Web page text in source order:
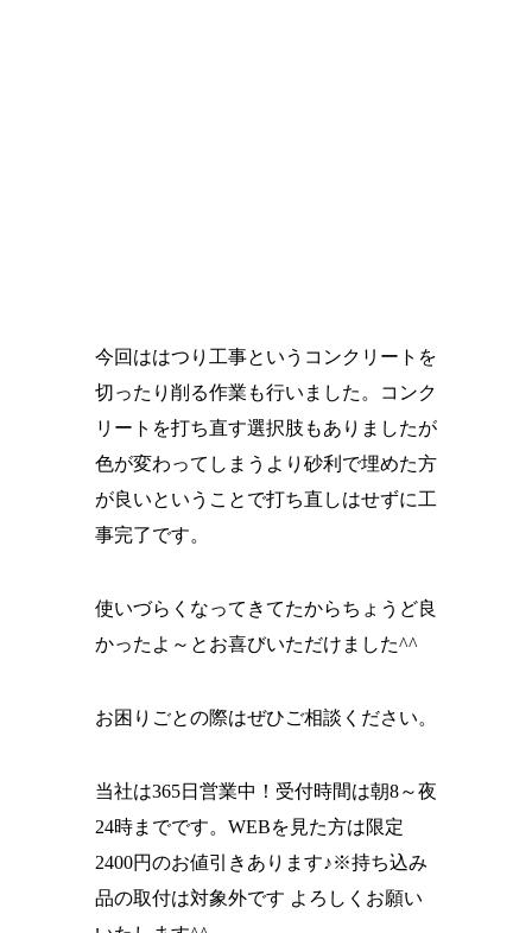
今回ははつり工事というコンクリートを
切ったり削る作業も行いました。コンク
リートを打ち直す選択肢もありましたが
色が変わってしまうより砂利で埋めた方
が良いということで打ち直しはせずに工
事完了です。
使いづらくなってきてたからちょうど良
かったよ～とお喜びいただけました^^
お困りごとの際はぜひご相談ください。
当社は365日営業中！受付時間は朝8～夜
24時までです。WEBを見た方は限定
2400円のお値引きあります♪※持ち込み
品の取付は対象外です よろしくお願い